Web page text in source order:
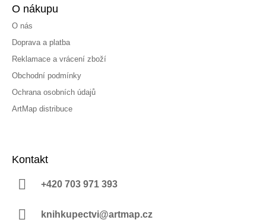
O nákupu
O nás
Doprava a platba
Reklamace a vrácení zboží
Obchodní podmínky
Ochrana osobních údajů
ArtMap distribuce
Kontakt
+420 703 971 393
knihkupectvi@artmap.cz